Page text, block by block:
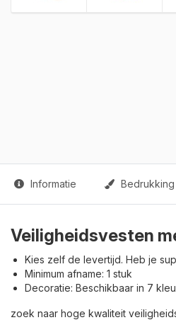
Informatie Bedrukking
Veiligheidsvesten
Kies zelf de levertijd. Heb je
Minimum afname: 1 stuk
Decoratie: Beschikbaar in 7
zoek naar hoge kwaliteit